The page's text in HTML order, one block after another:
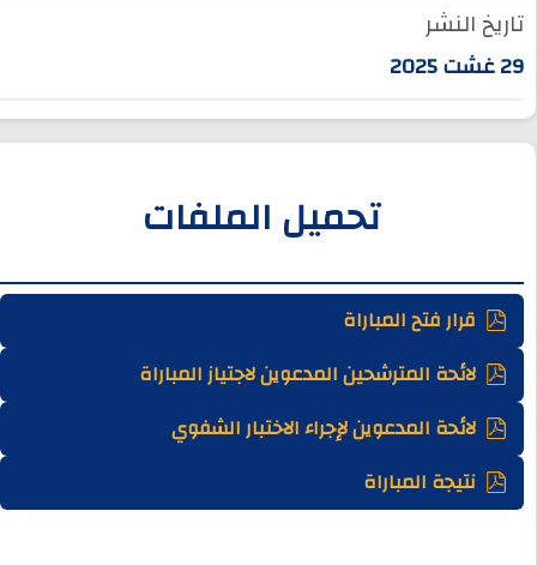
تاريخ النشر
29 غشت 2025
تحميل الملفات
قرار فتح المباراة
لائحة المترشحين المدعوين لاجتياز المباراة
لائحة المدعوين لإجراء الاختبار الشفوي
نتيجة المباراة